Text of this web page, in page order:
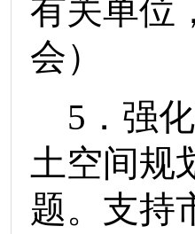
有关单位
会）
5 ．强
土空间规
题。支持